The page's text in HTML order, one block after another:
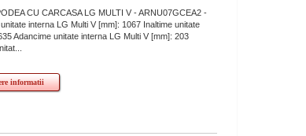
CU CARCASA LG MULTI V - ARNU07GCEA2 -
interna LG Multi V [mm]: 1067 Inaltime unitate
Adancime unitate interna LG Multi V [mm]: 203
informatii